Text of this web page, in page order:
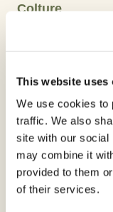
This website uses
We use cookies to
traffic. We also
site with our social
may combine it
provided to them
of their services.
Colture
Principio Attivo:
Mesotrione
ALBAUGH: LA
Elevata
Flessibilità